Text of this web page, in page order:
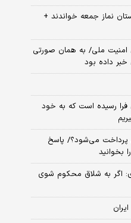
نماز جمعه خواندند +
امنیت ملی/ به همان صورتی
خبر داده بود
فرا رسیده است که به خود
پرداخت می‌شود؟/ پاسخ
بخوانید
اگر به شلاق محکوم شوی